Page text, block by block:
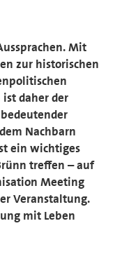
Mit
zur historischen
ist daher der
Nachbarn
ein wichtiges
treffen – auf
Meeting
Veranstaltung.
mit Leben